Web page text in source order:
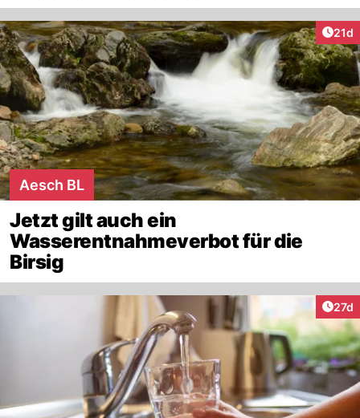
21d
Aesch BL
Jetzt gilt auch ein
Wasserentnahmeverbot für die
Birsig
27d